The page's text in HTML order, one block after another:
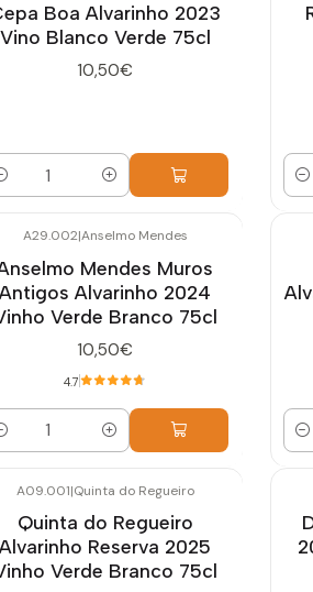
Boa Alvarinho 2023
Vino Blanco Verde 75cl
10,50€
A29.002|Anselmo Mendes
Mendes Muros
Antigos Alvarinho 2024
Verde Branco 75cl
10,50€
4.7
A09.001|Quinta do Regueiro
Quinta do Regueiro
Alvarinho Reserva 2025
Verde Branco 75cl